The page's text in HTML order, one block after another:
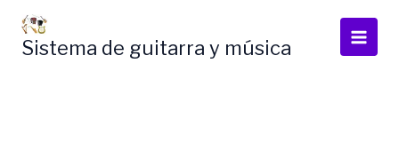
content
Sistema de guitarra y música